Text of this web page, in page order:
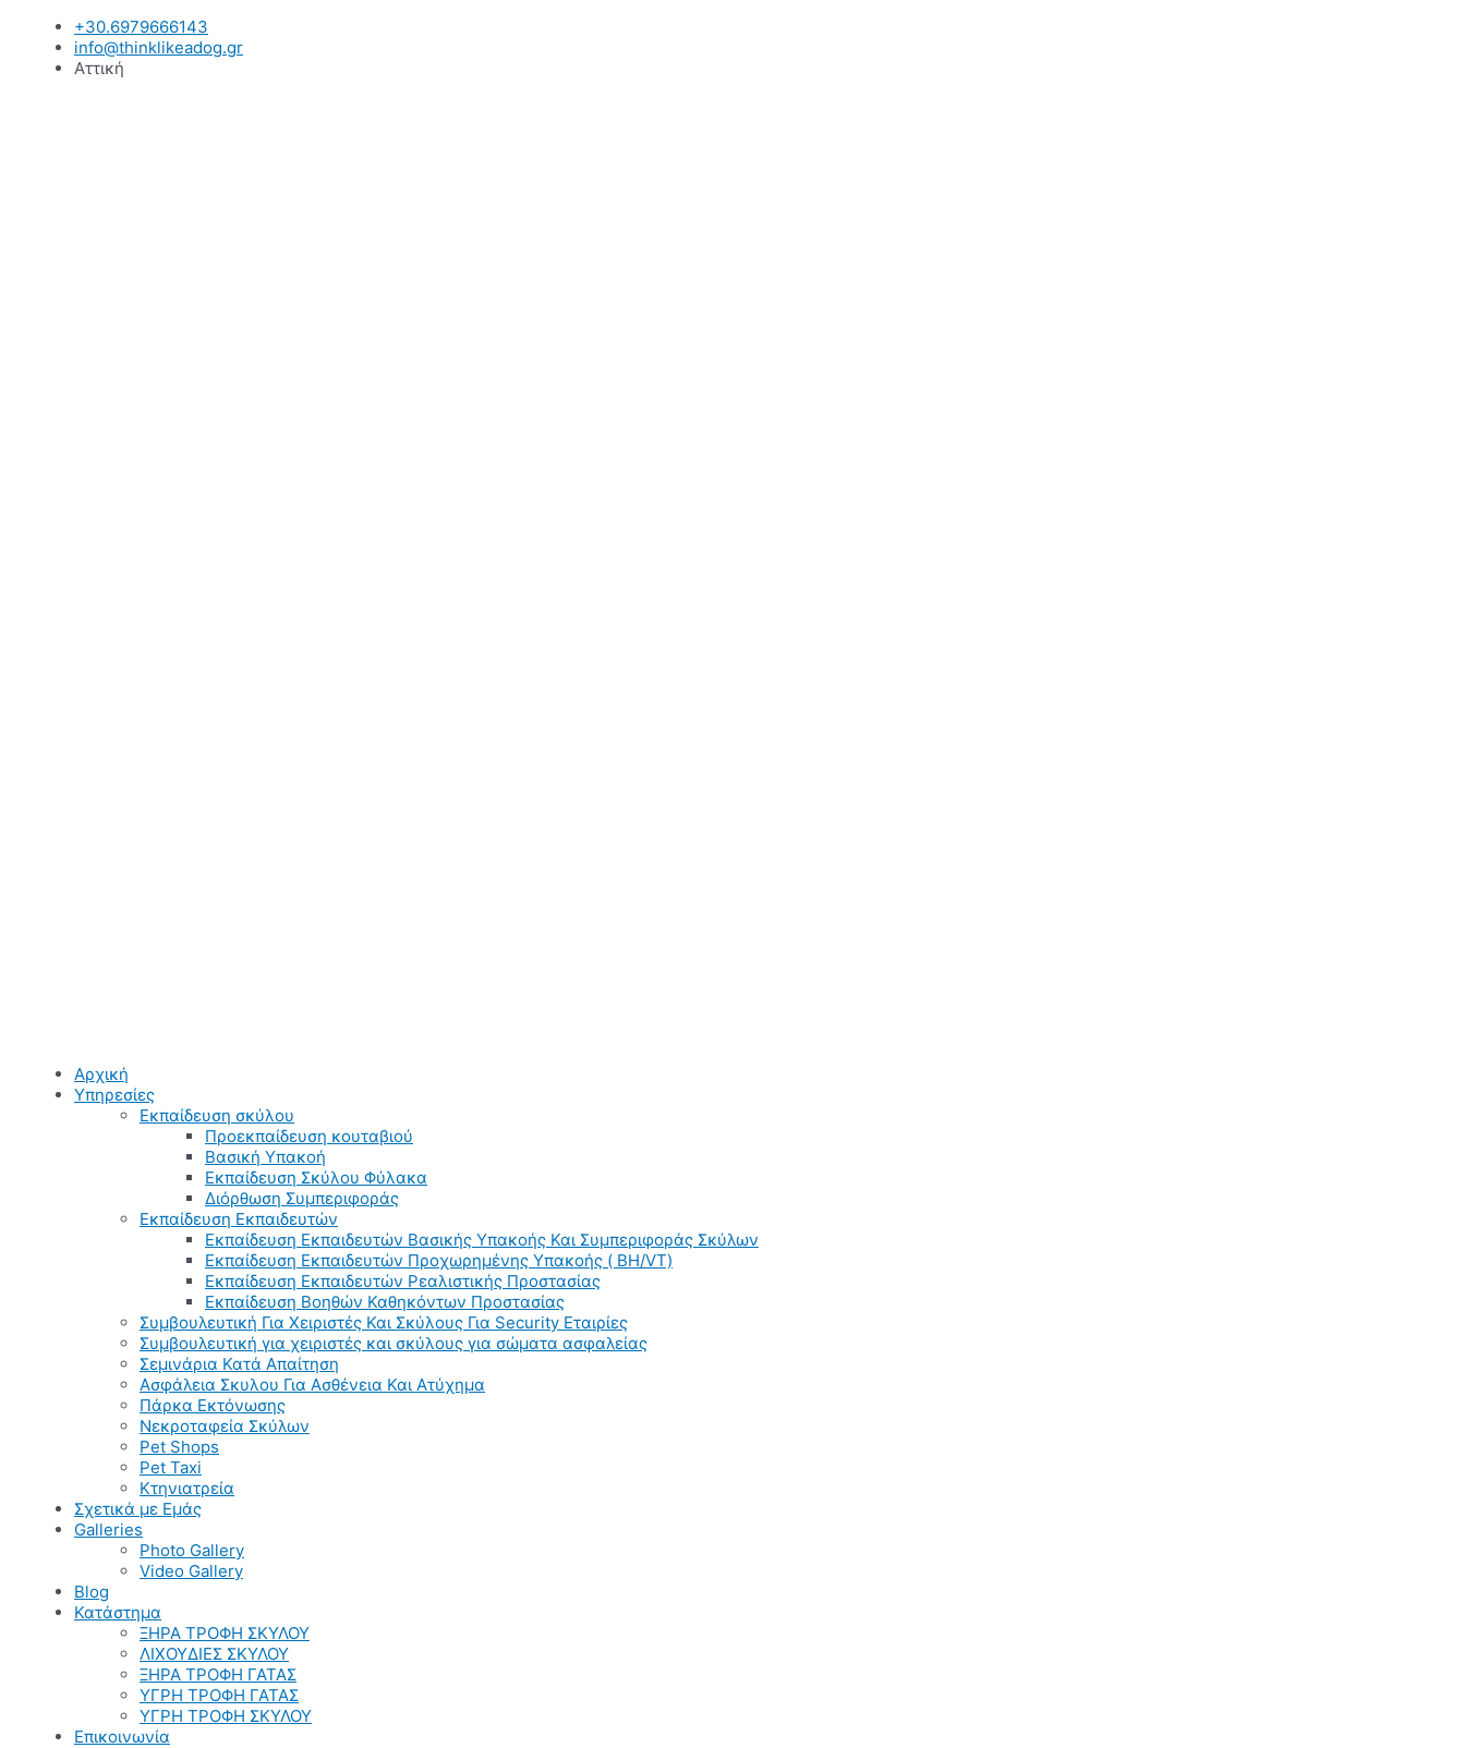
Μετάβαση
περιεχόμενο
+30.6979666143
info@thinklikeadog.gr
Αττική
Αρχική
Υπηρεσίες
Εκπαίδευση σκύλου
Προεκπαίδευση κουταβιού
Βασική Υπακοή
Εκπαίδευση Σκύλου Φύλακα
Διόρθωση Συμπεριφοράς
Εκπαίδευση Εκπαιδευτών
Εκπαίδευση Εκπαιδευτών Βασικής Υπακοής Και Συμπεριφοράς Σκύλων
Εκπαίδευση Εκπαιδευτών Προχωρημένης Υπακοής ( BH/VT)
Εκπαίδευση Εκπαιδευτών Ρεαλιστικής Προστασίας
Εκπαίδευση Βοηθών Καθηκόντων Προστασίας
Συμβουλευτική Για Χειριστές Και Σκύλους Για Security Εταιρίες
Συμβουλευτική για χειριστές και σκύλους για σώματα ασφαλείας
Σεμινάρια Κατά Απαίτηση
Ασφάλεια Σκυλου Για Ασθένεια Και Ατύχημα
Πάρκα Εκτόνωσης
Νεκροταφεία Σκύλων
Pet Shops
Pet Taxi
Κτηνιατρεία
Σχετικά με Εμάς
Galleries
Photo Gallery
Video Gallery
Blog
Κατάστημα
ΞΗΡΑ ΤΡΟΦΗ ΣΚΥΛΟΥ
ΛΙΧΟΥΔΙΕΣ ΣΚΥΛΟΥ
ΞΗΡΑ ΤΡΟΦΗ ΓΑΤΑΣ
ΥΓΡΗ ΤΡΟΦΗ ΓΑΤΑΣ
ΥΓΡΗ ΤΡΟΦΗ ΣΚΥΛΟΥ
Επικοινωνία